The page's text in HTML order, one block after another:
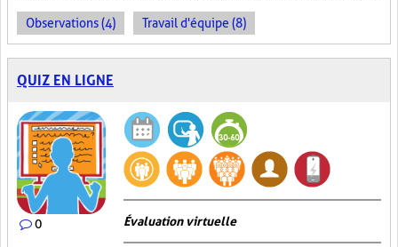
Observations (4) Travail d'équipe (8)
QUIZ EN LIGNE
0 Évaluation virtuelle